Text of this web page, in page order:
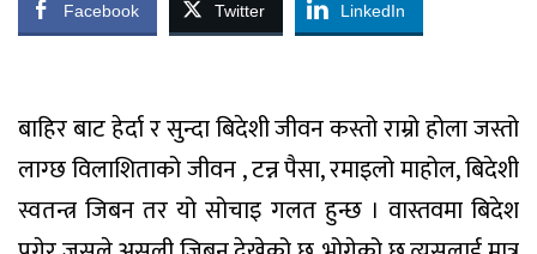
Facebook Twitter LinkedIn
बाहिर बाट हेर्दा र सुन्दा बिदेशी जीवन कस्तो राम्रो होला जस्तो
लाग्छ विलाशिताको जीवन , टन्न पैसा, रमाइलो माहोल, बिदेशी
स्वतन्त्र जिबन तर यो सोचाइ गलत हुन्छ । वास्तवमा बिदेश